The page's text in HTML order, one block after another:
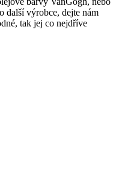
další výrobce, dejte nám
tak jej co nejdříve